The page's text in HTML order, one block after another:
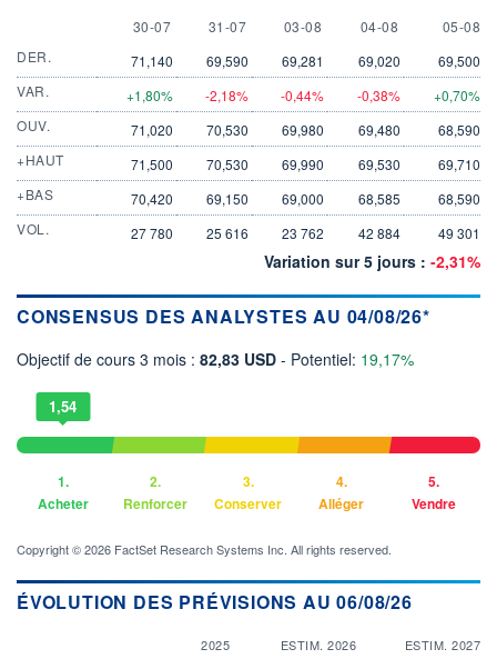
30 JULY
30-07 31 JULY
31-07 3 AUGUST
03-08 4 AUGUST
04-08 5
05-08
DER.
71,140 69,590 69,281 69,020
69,500
VAR.
+1,80% -2,18% -0,44% -0,38%
+0,70%
OUV.
71,020 70,530 69,980 69,480
68,590
+HAUT
71,500 70,530 69,990 69,530
69,710
+BAS
70,420 69,150 69,000 68,585
68,590
VOL.
27 780 25 616 23 762 42 884 49 301
Variation sur 5 jours : -2,31%
CONSENSUS DES ANALYSTES AU 04/08/26*
Objectif de cours 3 mois : 82,83 USD - Potentiel: 19,17%
1,54
1.
Acheter
2.
Renforcer
3.
Conserver
4.
Alléger
5.
Vendre
Copyright © 2026 FactSet Research Systems Inc. All rights reserved.
ÉVOLUTION DES PRÉVISIONS AU 06/08/26
2025 ESTIM. 2026 ESTIM. 2027